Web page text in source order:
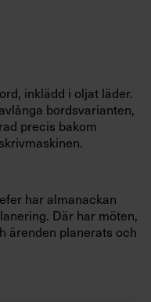
inklädd i oljat läder.
bordsvarianten,
precis bakom
har almanackan
Där har möten,
ärenden planerats och